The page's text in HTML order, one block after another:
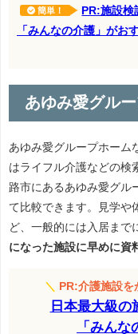
簡単！
PR:施設
「みんなの介護」がお
あゆみ愛グル
あゆみ愛グループホーム
はライフル介護などの検
路市にあるあゆみ愛グル
て比較できます。見学や
ど、一般的には入居まで
になった施設に早めに資
＼ PR:介護施設を
日本最大級の
「みんな